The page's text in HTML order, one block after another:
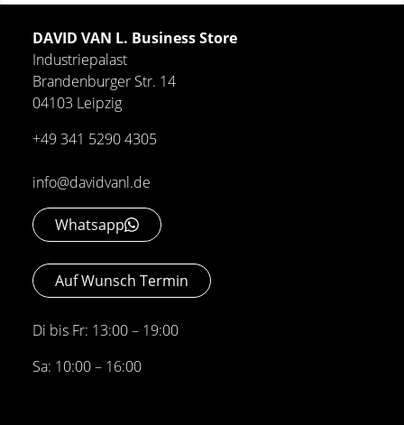
DAVID VAN L. Business Store
Industriepalast
Brandenburger Str. 14
04103 Leipzig
+49 341 5290 4305
info@davidvanl.de
Whatsapp
Auf Wunsch Termin
Di bis Fr: 13:00 – 19:00
Sa: 10:00 – 16:00